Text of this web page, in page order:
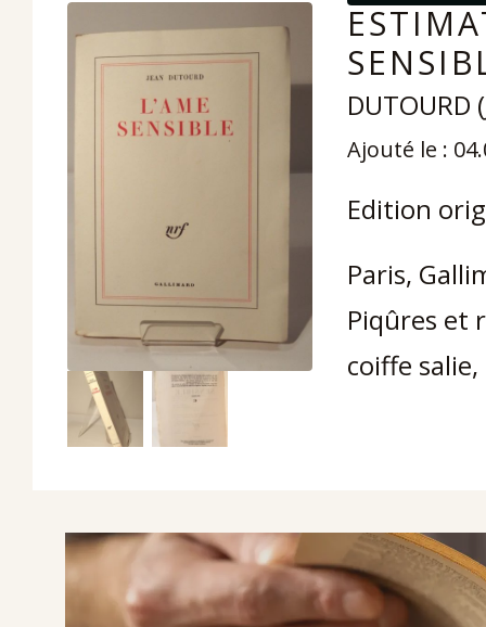
DUTOURD
Ajouté le :
Edition
Paris,
Piqûres et
coiffe